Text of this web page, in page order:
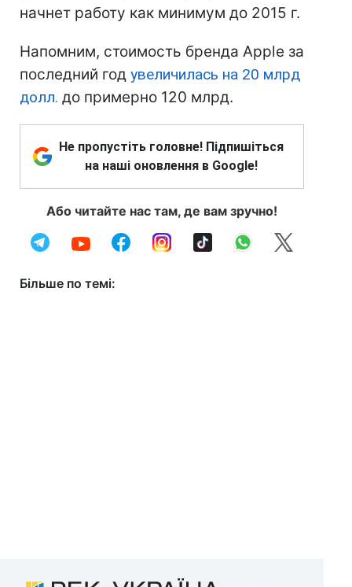
начнет работу как минимум до 2015 г.
Напомним, стоимость бренда Apple за
последний год увеличилась на 20 млрд
долл. до примерно 120 млрд.
Не пропустіть головне! Підпишіться
на наші оновлення в Google!
Або читайте нас там, де вам зручно!
Більше по темі: